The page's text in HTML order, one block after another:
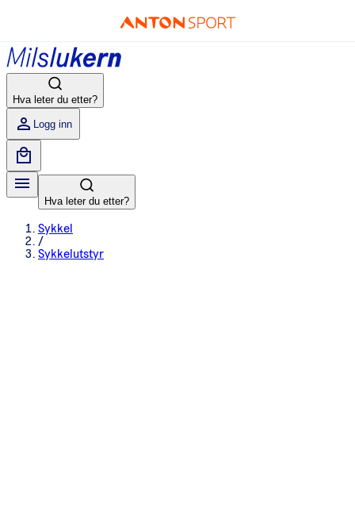
Hva leter du etter?
Logg inn
Hva leter du etter?
Sykkel
/
Sykkelutstyr